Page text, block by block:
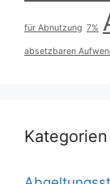
für Abnutzung 7%
absetzbaren
Kategorien